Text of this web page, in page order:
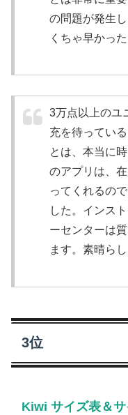
の問題が発生
くちゃ早かった
3万点以上のユ
充を待ってい
とは、本当に
のアプリは、
ってくれるの
した。インス
ーセンターは
ます。素晴ら
3位
Kiwi サイズ表＆